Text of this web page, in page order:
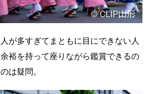
が多すぎてまともに目にできない人
裕を持って座りながら鑑賞できるの
は疑問。